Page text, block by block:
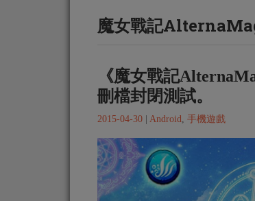
魔女戰記
《魔女戰記
刪檔封閉測試。
2015-04-30 Android, 手機遊戲